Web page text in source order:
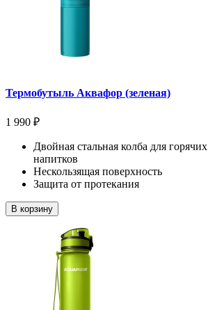
Термобутыль Аквафор (зеленая)
1 990 ₽
Двойная стальная колба для
напитков
Нескользящая поверхность
Защита от протекания
В корзину